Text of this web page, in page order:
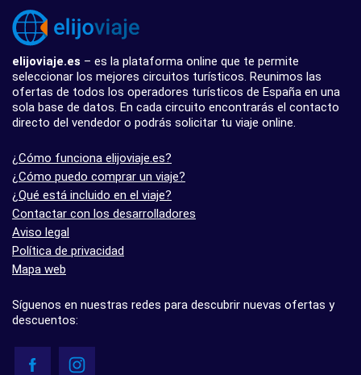
elijoviaje.es – es la plataforma online que te permite
seleccionar los mejores circuitos turísticos. Reunimos las
ofertas de todos los operadores turísticos de España en una
sola base de datos. En cada circuito encontrarás el contacto
directo del vendedor o podrás solicitar tu viaje online.
¿Cómo funciona elijoviaje.es?
¿Cómo puedo comprar un viaje?
¿Qué está incluido en el viaje?
Contactar con los desarrolladores
Aviso legal
Política de privacidad
Mapa web
Síguenos en nuestras redes para descubrir nuevas ofertas y
descuentos: